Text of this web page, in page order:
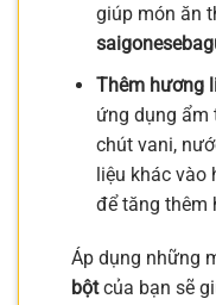
giúp món ăn
Thêm hương
ứng dụng ẩm
chút vani,
liệu khác vào
để tăng thêm
Áp dụng những
bộtcủa bạn sẽ